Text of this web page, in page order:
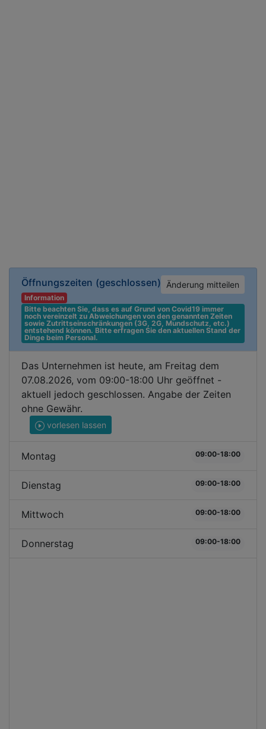
Öffnungszeiten (geschlossen) Änderung mitteilen
Information
Bitte beachten Sie, dass es auf Grund von Covid19 immer
noch vereinzelt zu Abweichungen von den genannten Zeiten
sowie Zutrittseinschränkungen (3G, 2G, Mundschutz, etc.)
entstehend können. Bitte erfragen Sie den aktuellen Stand der
Dinge beim Personal.
Das Unternehmen ist heute, am Freitag dem
07.08.2026, vom 09:00-18:00 Uhr geöffnet -
aktuell jedoch geschlossen. Angabe der Zeiten
ohne Gewähr.
vorlesen lassen
Montag 09:00-18:00
Dienstag 09:00-18:00
Mittwoch 09:00-18:00
Donnerstag 09:00-18:00